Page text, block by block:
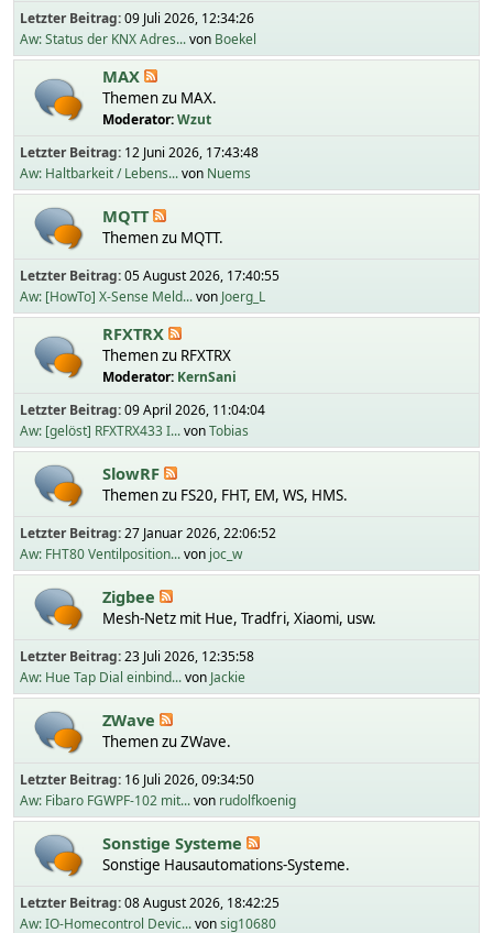
Letzter Beitrag:09 Juli 2026, 12:34:26
Aw: Status der KNX Adres...von Boekel
MAX
Themen zu MAX.
Moderator:Wzut
Letzter Beitrag: 12 Juni 2026, 17:43:48
Aw: Haltbarkeit / Lebens...von Nuems
MQTT
Themen zu MQTT.
Letzter Beitrag:05 August 2026, 17:40:55
Aw: [HowTo] X-Sense Meld...von Joerg_L
RFXTRX
Themen zu RFXTRX
Moderator: KernSani
Letzter Beitrag:09 April 2026, 11:04:04
Aw: [gelöst] RFXTRX433 I...vonTobias
SlowRF
Themen zu FS20, FHT, EM, WS, HMS.
Letzter Beitrag:27 Januar 2026, 22:06:52
Aw: FHT80 Ventilposition...von joc_w
Zigbee
Mesh-Netz mit Hue, Tradfri, Xiaomi, usw.
Letzter Beitrag:23 Juli 2026, 12:35:58
Aw: Hue Tap Dial einbind...von Jackie
ZWave
Themen zu ZWave.
Letzter Beitrag: 16 Juli 2026, 09:34:50
Aw: Fibaro FGWPF-102 mit...von rudolfkoenig
Sonstige Systeme
Sonstige Hausautomations-Systeme.
Letzter Beitrag:08 August 2026, 18:42:25
Aw: IO-Homecontrol Devic...vonsig10680